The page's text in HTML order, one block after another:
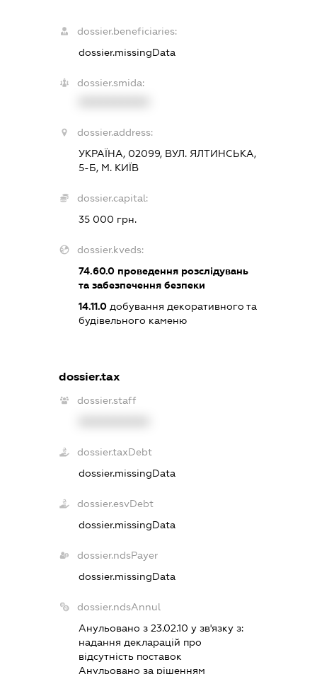
dossier.beneficiaries:
dossier.missingData
dossier.smida:
dossier.address:
УКРАЇНА, 02099, ВУЛ. ЯЛТИНСЬКА,
5-Б, М. КИЇВ
dossier.capital:
35 000 грн.
dossier.kveds:
74.60.0проведення розслідувань
та забезпечення безпеки
14.11.0добування декоративного та
будівельного каменю
dossier.tax
dossier.staff
dossier.taxDebt
dossier.missingData
dossier.esvDebt
dossier.missingData
dossier.ndsPayer
dossier.missingData
dossier.ndsAnnul
Анульовано з 23.02.10 у зв'язку з:
надання декларацiй про
вiдсутнiсть поставок
Анульовано за рiшенням